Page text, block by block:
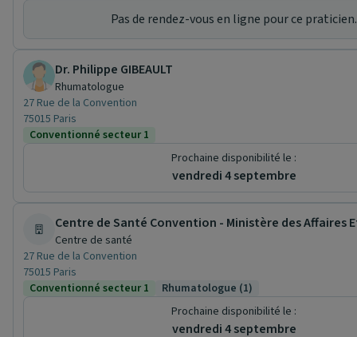
Pas de rendez-vous en ligne pour ce praticien.
Dr. Philippe GIBEAULT
Rhumatologue
27 Rue de la Convention
75015 Paris
Conventionné secteur 1
Prochaine disponibilité le :
vendredi 4 septembre
Centre de Santé Convention - Ministère des Affaires
Centre de santé
27 Rue de la Convention
75015 Paris
Conventionné secteur 1
Rhumatologue (1)
Prochaine disponibilité le :
vendredi 4 septembre